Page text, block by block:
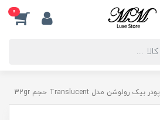
0
پودر بیک رولوشن مدل Translucent حجم 32gr